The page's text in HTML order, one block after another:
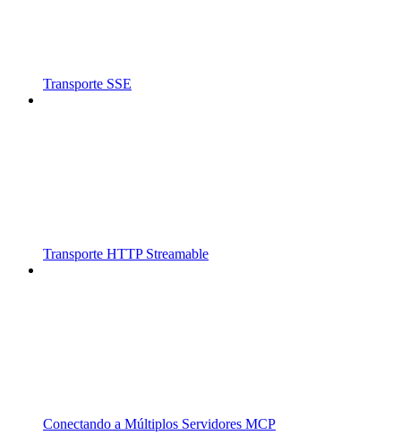
Transporte SSE
Transporte HTTP Streamable
Conectando a Múltiplos Servidores MCP